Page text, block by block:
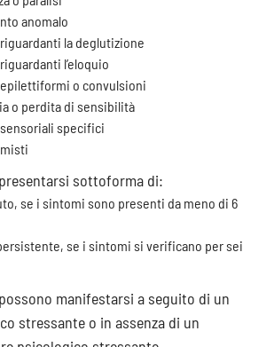
anomalo
la deglutizione
l’eloquio
o convulsioni
o perdita di sensibilità
specifici
sottoforma di:
se i sintomi sono presenti da meno di 6
se i sintomi si verificano per sei
manifestarsi a seguito di un
stressante o in assenza di un